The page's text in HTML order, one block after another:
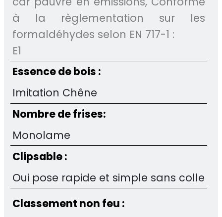
à la règlementation sur les
formaldéhydes selon EN 717-1 :
E1
Essence de bois :
Imitation Chêne
Nombre de frises:
Monolame
Clipsable :
Oui pose rapide et simple sans colle
Classement non feu :